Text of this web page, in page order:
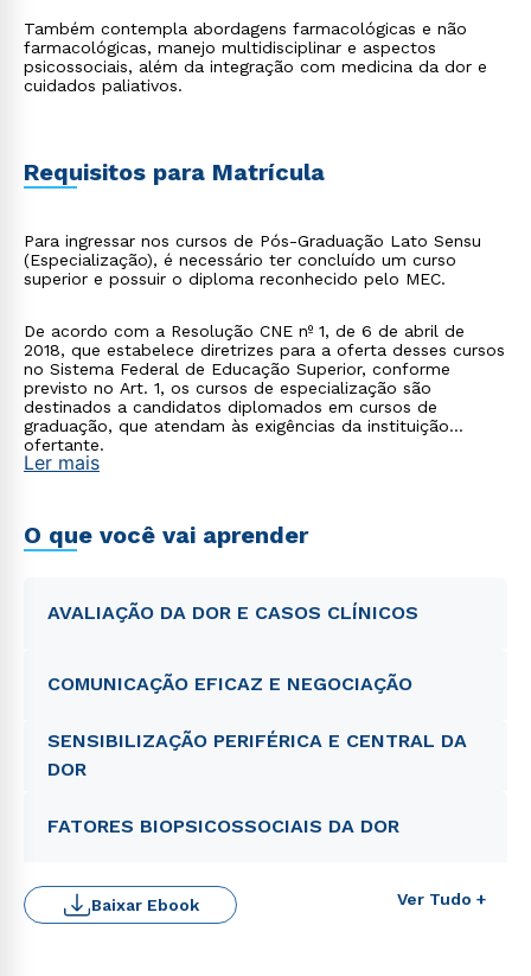
Também contempla abordagens farmacológicas e não
farmacológicas, manejo multidisciplinar e aspectos
psicossociais, além da integração com medicina da dor e
cuidados paliativos.
Requisitos para Matrícula
Para ingressar nos cursos de Pós-Graduação Lato Sensu
(Especialização), é necessário ter concluído um curso
superior e possuir o diploma reconhecido pelo MEC.
De acordo com a Resolução CNE nº 1, de 6 de abril de
2018, que estabelece diretrizes para a oferta desses cursos
no Sistema Federal de Educação Superior, conforme
previsto no Art. 1, os cursos de especialização são
destinados a candidatos diplomados em cursos de
graduação, que atendam às exigências da instituição
ofertante.
Ler mais
O que você vai aprender
AVALIAÇÃO DA DOR E CASOS CLÍNICOS
COMUNICAÇÃO EFICAZ E NEGOCIAÇÃO
SENSIBILIZAÇÃO PERIFÉRICA E CENTRAL DA
DOR
FATORES BIOPSICOSSOCIAIS DA DOR
Ver Tudo +
Baixar Ebook